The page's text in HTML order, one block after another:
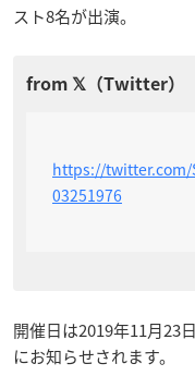
スト8名が出演。
https://twitter.com/
03251976
開催日は2019年11月23
にお知らせされます。